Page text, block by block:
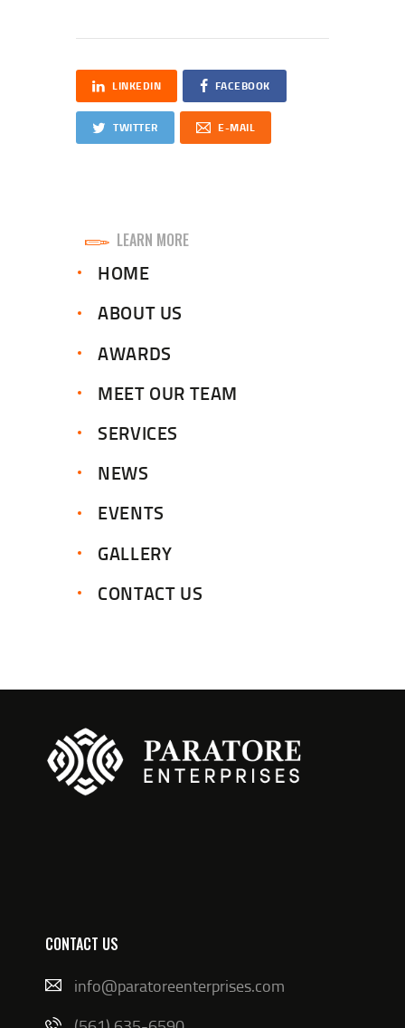
LINKEDIN FACEBOOK
TWITTER E-MAIL
LEARN MORE
HOME
ABOUT US
AWARDS
MEET OUR TEAM
SERVICES
NEWS
EVENTS
GALLERY
CONTACT US
CONTACT US
info@paratoreenterprises.com